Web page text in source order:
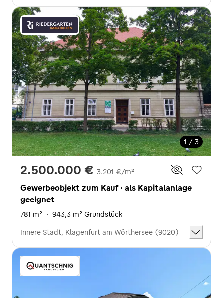
1 / 3
2.500.000 € 3.201 €/m²
Gewerbeobjekt zum Kauf · als Kapitalanlage
geeignet
781 m² · 943,3 m² Grundstück
Innere Stadt, Klagenfurt am Wörthersee (9020)